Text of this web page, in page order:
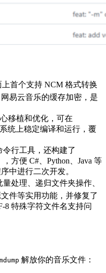
上首个支持 NCM 格式转换
易云音乐的缓存加密，是
移植和优化，可在
统上稳定编译和运行，覆
令行工具，还构建了
方便 C#、Python、Java 等
中进行二次开发。
量处理、递归文件夹操作、
件等实用功能，并修复了
8 特殊字符文件名支持问
解放你的音乐文件：